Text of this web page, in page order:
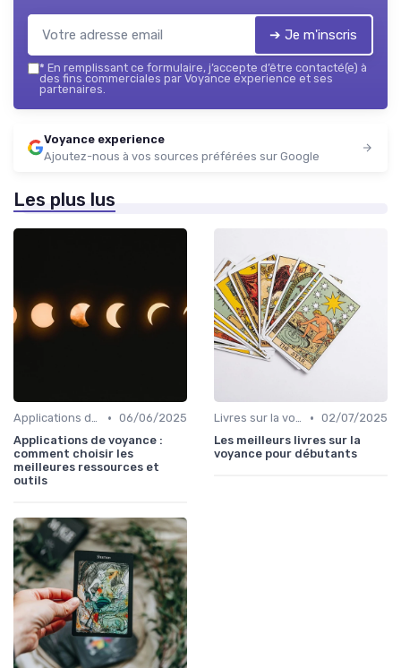
➔ Je m'inscris
* En remplissant ce formulaire, j’accepte d’être contacté(e) à
des fins commerciales par Voyance experience et ses
partenaires.
Voyance experience
Ajoutez-nous à vos sources préférées sur Google
Les plus lus
Applications de voyance • 06/06/2025
Applications de voyance :
comment choisir les
meilleures ressources et
outils
Livres sur la voyance • 02/07/2025
Les meilleurs livres sur la
voyance pour débutants